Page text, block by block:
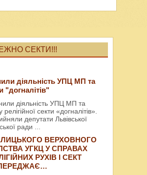
СЕКТИ!!!
діяльність УПЦ МП та
"догналітів"
діяльність УПЦ МП та
секти «догналітів».
депутати Львівської
ради
ВЕРХОВНОГО
УГКЦ У СПРАВАХ
РУХІВ І СЕКТ